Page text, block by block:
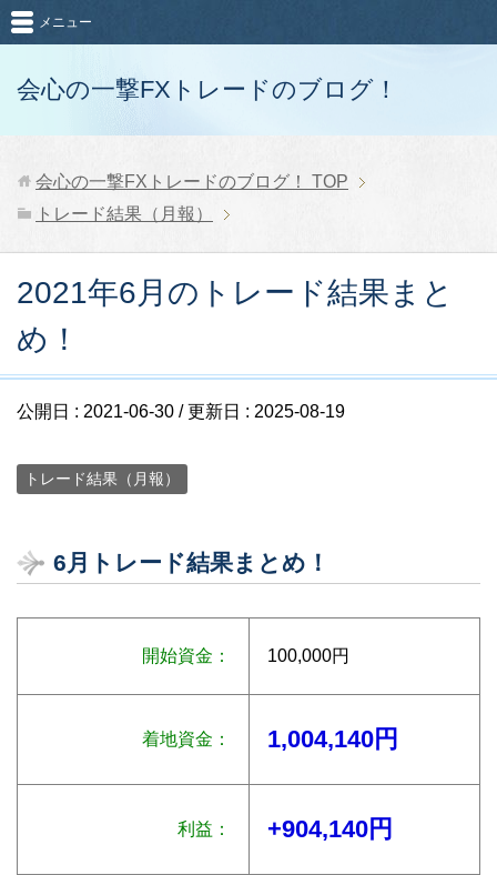
会心の一撃FXトレードのブログ！
メニュー
会心の一撃FXトレードのブログ！
TOP
トレード結果（月報）
2021年6月のトレード結果まと
め！
公開日 : 2021-06-30 / 更新日 : 2025-08-19
トレード結果（月報）
6月トレード結果まとめ！
開始資金： 100,000円
着地資金： 1,004,140円
利益： +904,140円